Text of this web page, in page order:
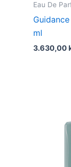
Eau De
ml
3.630,00